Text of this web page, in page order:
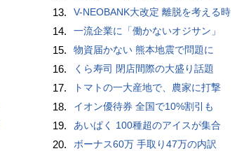
13. V-NEOBANK大改定 離脱を考える時
14. 一流企業に「働かないオジサン」
15. 物資届かない 熊本地震で問題に
16. くら寿司 閉店間際の大盛り話題
17. トマトの一大産地で、農家に打撃
18. イオン優待券 全国で10%割引も
19. あいぱく 100種超のアイスが集合
20. ボーナス60万 手取り47万の内訳